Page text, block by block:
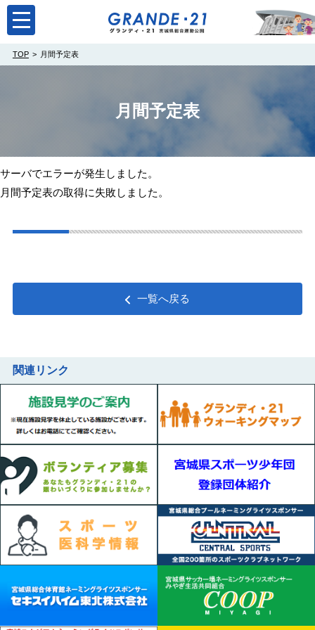
toggle
navigation
TOP 月間予定表
月間予定表
サーバでエラーが発生しました。
月間予定表の取得に失敗しました。
一覧へ戻る
関連リンク